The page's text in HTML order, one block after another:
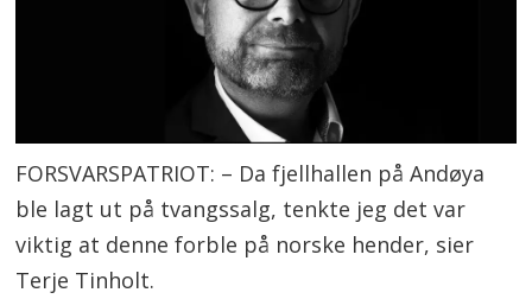
FORSVARSPATRIOT: – Da fjellhallen på Andøya
ble lagt ut på tvangssalg, tenkte jeg det var
viktig at denne forble på norske hender, sier
Terje Tinholt.